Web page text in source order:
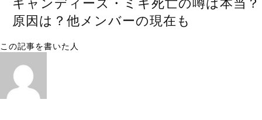
キャンディーズ・ミキ死亡の噂は本当？
原因は？他メンバーの現在も
この記事を書いた人